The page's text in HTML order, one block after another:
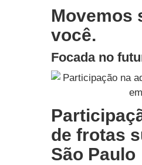
Movemos
você.
Focada no
de frotas
São Paulo